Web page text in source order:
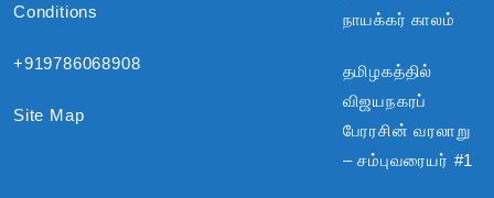
Conditions
+919786068908
Site Map
நாயக்கர் காலம்
தமிழகத்தில்
விஜயநகரப்
பேரரசின் வரலாறு
– சம்புவரையர் #1